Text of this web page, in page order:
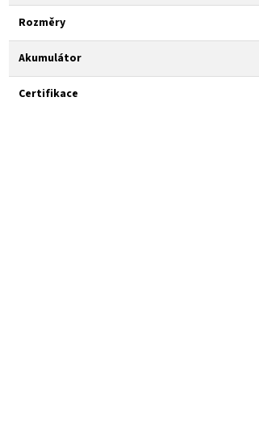
Rozměry
Akumulátor
Certifikace